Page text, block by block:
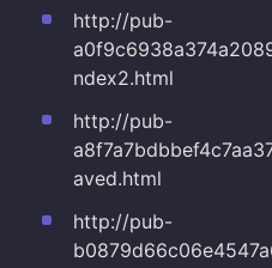
http://pub-
ndex2.html
http://pub-
aved.html
http://pub-